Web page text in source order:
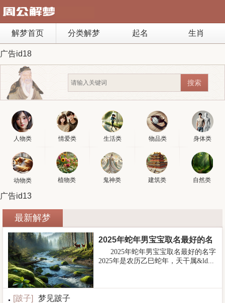
解梦首页 分类解梦 起名 生肖
广告id18
人物类 情爱类 生活类 物品类 身体类
动物类 植物类 鬼神类 建筑类 自然类
广告id13
最新解梦
2025年蛇年男宝宝取名最好的名
2025年蛇年男宝宝取名最好的名字
2025年是农历乙巳蛇年，天干属&ld...
[跛子]
梦见跛子